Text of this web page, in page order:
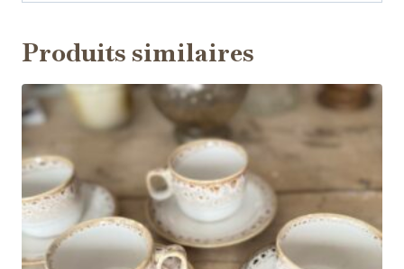
Produits similaires